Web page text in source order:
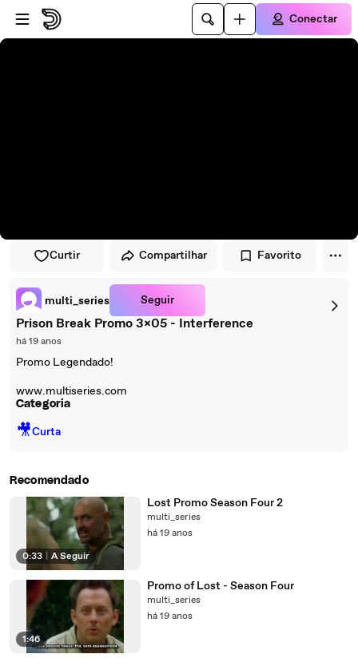
Pular para o player
Ir para o conteúdo principal
Conectar
Curtir Compartilhar Favorito
multi_series Seguir
Prison Break Promo 3x05 - Interference
há 19 anos
Promo Legendado!
www.multiseries.com
Categoria
🎥Curta
Recomendado
0:33 A Seguir
Lost Promo Season Four 2
multi_series
há 19 anos
1:46
Promo of Lost - Season Four
multi_series
há 19 anos